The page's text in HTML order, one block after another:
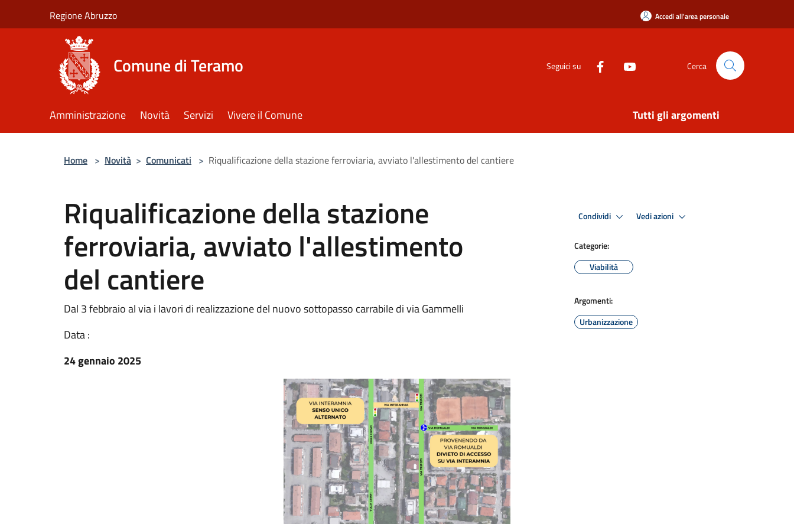
Regione Abruzzo Accedi all'area personale
Comune di Teramo Seguici su Cerca
Amministrazione Novità Servizi Vivere il Comune Tutti gli argomenti
Home > Novità > Comunicati > Riqualificazione della stazione ferroviaria, avviato l'allestimento del cantiere
Riqualificazione della stazione
ferroviaria, avviato l'allestimento
del cantiere
Dal 3 febbraio al via i lavori di realizzazione del nuovo sottopasso carrabile di via Gammelli
Data :
24 gennaio 2025
Condividi Vedi azioni
Categorie:
Viabilità
Argomenti:
Urbanizzazione